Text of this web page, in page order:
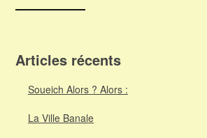
Articles récents
Soueich Alors ? Alors :
La Ville Banale